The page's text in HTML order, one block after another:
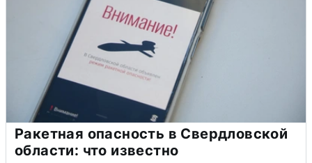
Ракетная опасность в Свердловской
области: что известно